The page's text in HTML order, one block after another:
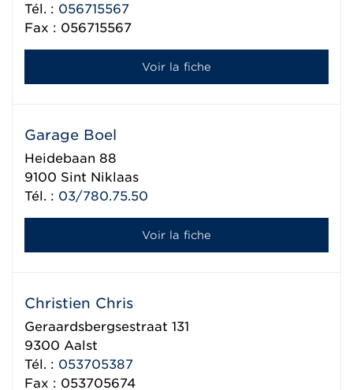
Tél. : 056715567
Fax : 056715567
Voir la fiche
Garage Boel
Heidebaan 88
9100 Sint Niklaas
Tél. : 03/780.75.50
Voir la fiche
Christien Chris
Geraardsbergsestraat 131
9300 Aalst
Tél. : 053705387
Fax : 053705674